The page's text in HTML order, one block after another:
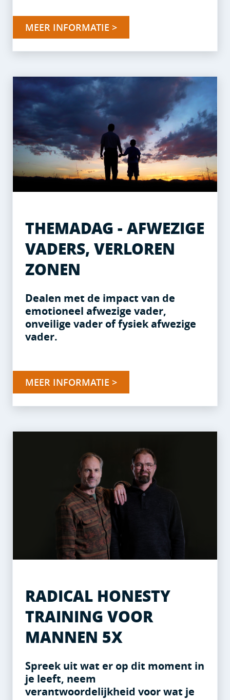
MEER INFORMATIE >
THEMADAG - AFWEZIGE
VADERS, VERLOREN
ZONEN
Dealen met de impact van de
emotioneel afwezige vader,
onveilige vader of fysiek afwezige
vader.
MEER INFORMATIE >
RADICAL HONESTY
TRAINING VOOR
MANNEN 5X
Spreek uit wat er op dit moment in
je leeft, neem
verantwoordelijkheid voor wat je